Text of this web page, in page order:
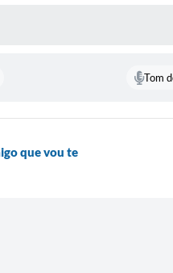
Tom
que vou te